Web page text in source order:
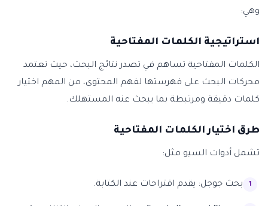
وهي:
استراتيجية الكلمات المفتاحية
الكلمات المفتاحية تساهم في تصدر نتائج البحث، حيث تعتمد
محركات البحث على فهرستها لفهم المحتوى، من المهم اختيار
كلمات دقيقة ومرتبطة بما يبحث عنه المستهلك.
طرق اختيار الكلمات المفتاحية
تشمل أدوات السيو مثل:
بحث جوجل: يقدم اقتراحات عند الكتابة.